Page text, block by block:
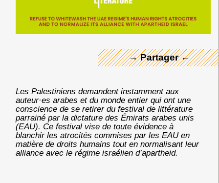
→ Partager ←
Les Palestiniens demandent instamment aux
auteur·es arabes et du monde entier qui ont une
conscience de se retirer du festival de littérature
parrainé par la dictature des Émirats arabes unis
(EAU). Ce festival vise de toute évidence à
blanchir les atrocités commises par les EAU en
matière de droits humains tout en normalisant leur
alliance avec le régime israélien d’apartheid.